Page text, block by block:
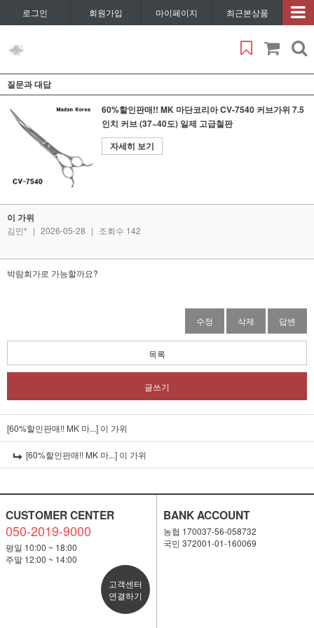
로그인 회원가입 마이페이지 최근본상품
질문과 대답
60%할인판매!! MK 마단코리아 CV-7540 커브가위 7.5
인치 커브 (37~40도) 일제 고급철판
자세히 보기
이 가위
김민* | 2026-05-28 | 조회수 142
박람회가로 가능할까요?
수정 삭제 답변
목록
글쓰기
[60%할인판매!! MK 마...] 이 가위
[60%할인판매!! MK 마...] 이 가위
CUSTOMER CENTER
050-2019-9000
평일 10:00 ~ 18:00
주말 12:00 ~ 14:00
고객센터
연결하기
BANK ACCOUNT
농협 170037-56-058732
국민 372001-01-160069